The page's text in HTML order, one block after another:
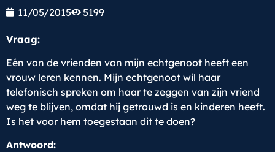
11/05/2015 5199
Vraag:
Eén van de vrienden van mijn echtgenoot heeft een
vrouw leren kennen. Mijn echtgenoot wil haar
telefonisch spreken om haar te zeggen van zijn vriend
weg te blijven, omdat hij getrouwd is en kinderen heeft.
Is het voor hem toegestaan dit te doen?
Antwoord: